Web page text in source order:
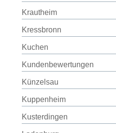
Krautheim
Kressbronn
Kuchen
Kundenbewertungen
Künzelsau
Kuppenheim
Kusterdingen